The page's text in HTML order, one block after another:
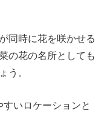
同時に花を咲かせる
の花の名所としても
う。
いロケーションと